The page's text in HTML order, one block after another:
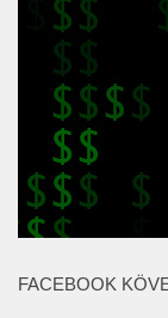
FACEBOOK